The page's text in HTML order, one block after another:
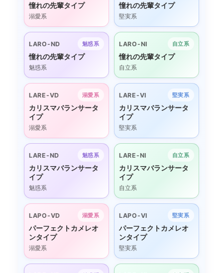
憧れの先輩タイプ
溺愛系
憧れの先輩タイプ
堅実系
LARO-ND 魅惑系
憧れの先輩タイプ
魅惑系
LARO-NI 自立系
憧れの先輩タイプ
自立系
LARE-VD 溺愛系
カリスマバランサータ
イプ
溺愛系
LARE-VI 堅実系
カリスマバランサータ
イプ
堅実系
LARE-ND 魅惑系
カリスマバランサータ
イプ
魅惑系
LARE-NI 自立系
カリスマバランサータ
イプ
自立系
LAPO-VD 溺愛系
パーフェクトカメレオ
ンタイプ
溺愛系
LAPO-VI 堅実系
パーフェクトカメレオ
ンタイプ
堅実系